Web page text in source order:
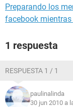
Preparando los
facebook
1 respuesta
RESPUESTA 1 / 1
paulinalinda
30 jun 2010 a